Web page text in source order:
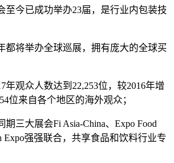
今已成功举办23届，是行业内包装技
将举办全球巡展，拥有庞大的全球买
观众人数达到22,253位，较2016年增
位来自各个地区的海外观众；
三大展会Fi Asia-China、Expo Food
Expo强强联合，共享食品和饮料行业专